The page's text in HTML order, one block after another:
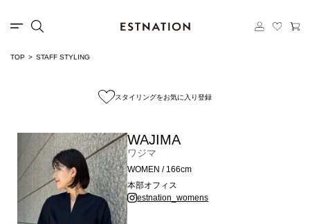
TOP STAFF STYLING
スタイリングをお気に入り登録
WAJIMA
ワジマ
WOMEN / 166cm
本部オフィス
estnation_womens